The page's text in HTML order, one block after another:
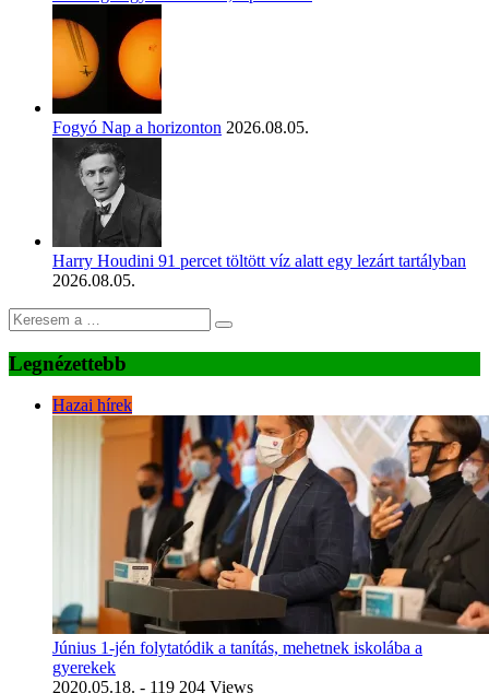
Fogyó Nap a horizonton 2026.08.05.
Harry Houdini 91 percet töltött víz alatt egy lezárt tartályban
2026.08.05.
Legnézettebb
Hazai hírek
Június 1-jén folytatódik a tanítás, mehetnek iskolába a
gyerekek
2020.05.18. - 119 204 Views